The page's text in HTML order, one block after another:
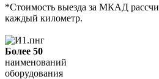
*Стоимость выезда за МКАД
каждый километр.
Более 50
наименований
оборудования